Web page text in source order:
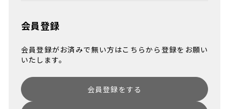
会員登録
会員登録がお済みで無い方はこちらから登録をお願い
いたします。
会員登録をする